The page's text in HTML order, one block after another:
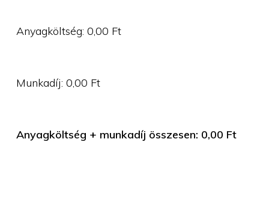
Anyagköltség:0,00 Ft
Munkadíj:0,00 Ft
Anyagköltség + munkadíj összesen: 0,00 Ft